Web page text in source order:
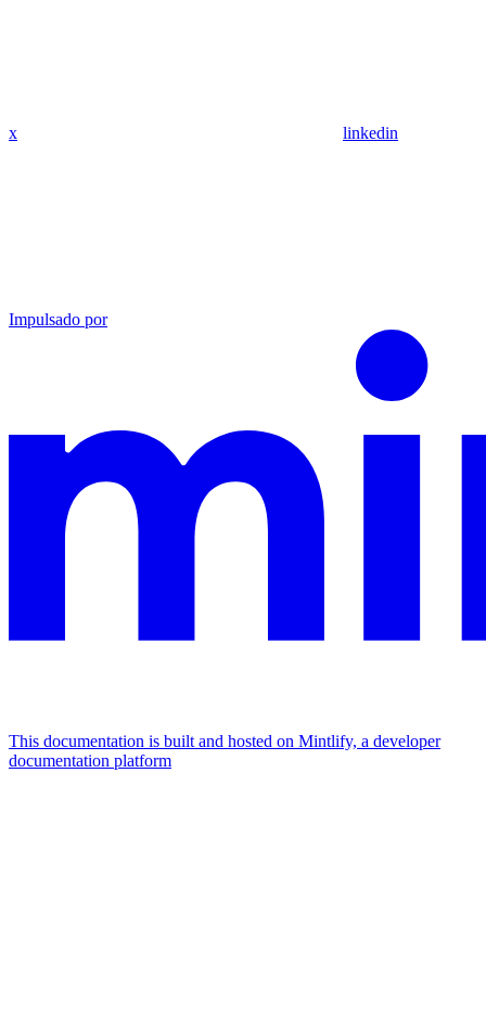
x linkedin
Impulsado por
This documentation is built and hosted on Mintlify, a developer
documentation platform